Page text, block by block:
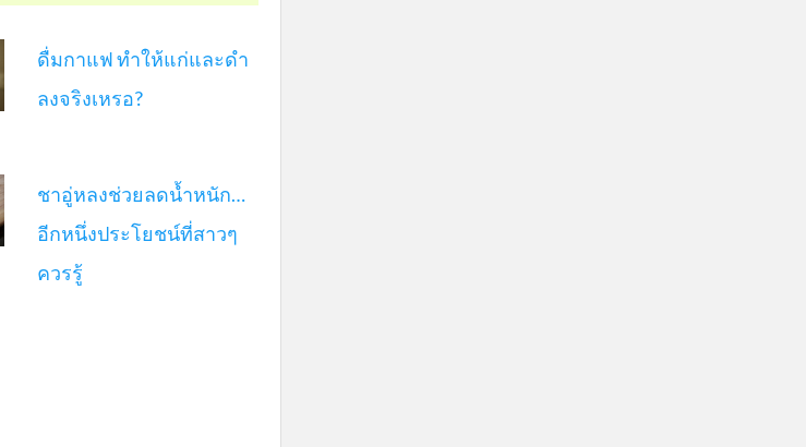
ดื่มกาแฟ ทำให้แก่และดำ
ลงจริงเหรอ?
ชาอู่หลงช่วยลดน้ำหนัก…
อีกหนึ่งประโยชน์ที่สาวๆ
ควรรู้